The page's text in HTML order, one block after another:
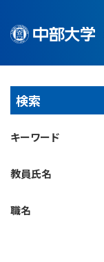
検索
キーワード
教員氏名
職名